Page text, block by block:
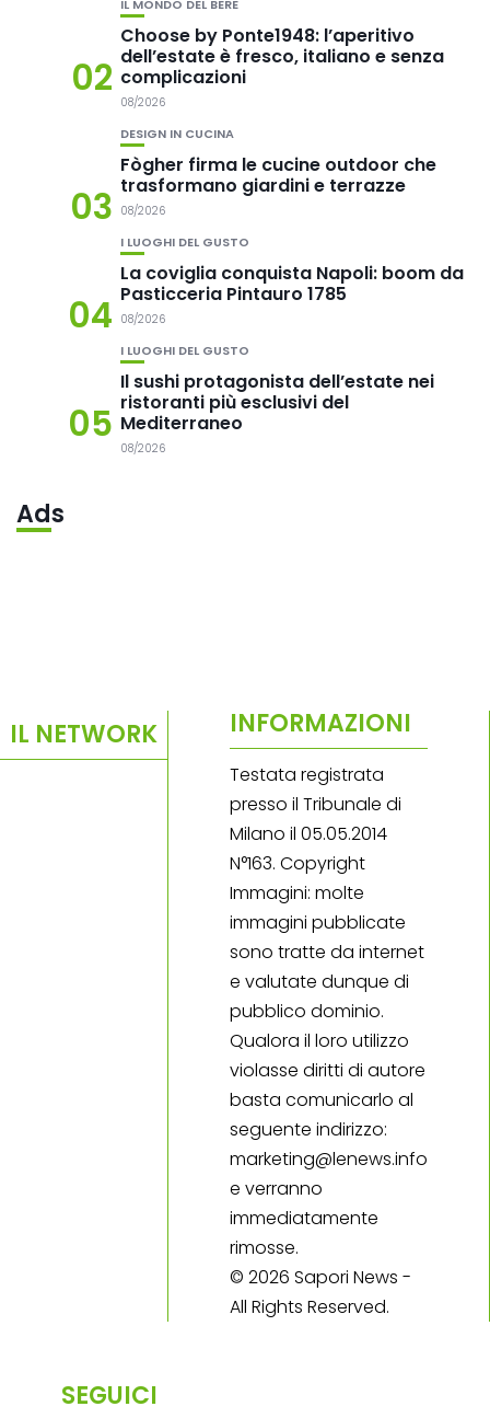
02
IL MONDO DEL BERE
Choose by Ponte1948: l’aperitivo
dell’estate è fresco, italiano e senza
complicazioni
08/2026
03
DESIGN IN CUCINA
Fògher firma le cucine outdoor che
trasformano giardini e terrazze
08/2026
04
I LUOGHI DEL GUSTO
La coviglia conquista Napoli: boom da
Pasticceria Pintauro 1785
08/2026
05
I LUOGHI DEL GUSTO
Il sushi protagonista dell’estate nei
ristoranti più esclusivi del
Mediterraneo
08/2026
Ads
IL NETWORK INFORMAZIONI
Testata registrata
presso il Tribunale di
Milano il 05.05.2014
N°163. Copyright
Immagini: molte
immagini pubblicate
sono tratte da internet
e valutate dunque di
pubblico dominio.
Qualora il loro utilizzo
violasse diritti di autore
basta comunicarlo al
seguente indirizzo:
marketing@lenews.info
e verranno
immediatamente
rimosse.
© 2026 Sapori News -
All Rights Reserved.
SEGUICI